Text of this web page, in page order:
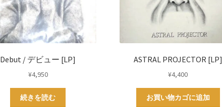
Debut / デビュー [LP]
¥4,950
続きを読む
ASTRAL PROJECTOR [LP]
¥4,400
お買い物カゴに追加